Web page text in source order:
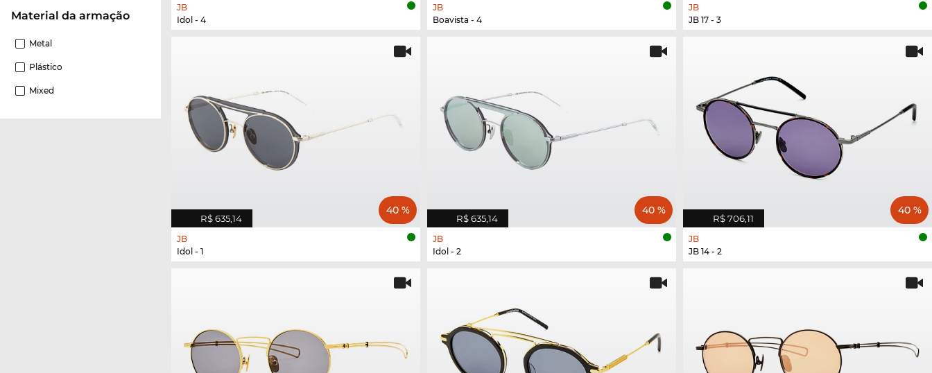
material da armação
Metal
Plástico
Mixed
JB
Idol - 4
JB
Boavista - 4
JB
JB 17 - 3
R$ 635,14
40 %
JB
Idol - 1
R$ 635,14
40 %
JB
Idol - 2
R$ 706,11
40 %
JB
JB 14 - 2